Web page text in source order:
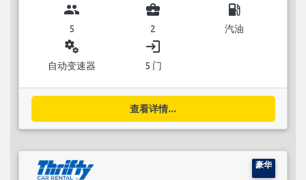
group
5
business_center
2
local_gas_station
汽油
miscellaneous_services
自动变速器
login
5 门
查看详情...
豪华